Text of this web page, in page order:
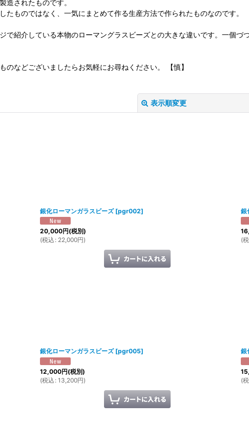
造されたものです。
たものではなく、一気にまとめて作る生産方法で作られたものなのです。
で紹介している本物のローマングラスビーズとの大きな違いです。一個
などございましたらお気軽にお尋ねください。 【慎】
表示順変更
銀化ローマンガラスビーズ [pgr002]
20,000円(税別)
(税込 : 22,000円)
銀
(
銀化ローマンガラスビーズ [pgr005]
12,000円(税別)
(税込 : 13,200円)
銀
(